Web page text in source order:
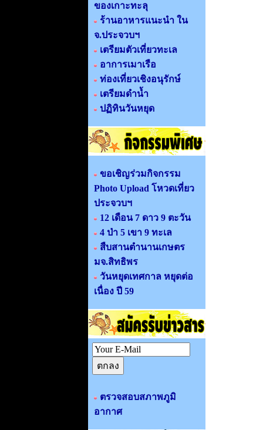
ของเกาะทะลุ
ร้านอาหารแนะนำ ใน
จ.ประจวบฯ
เตรียมตัวเที่ยวทะเล
อาการเมาเรือ
ท่องเที่ยวเชิงอนุรักษ์
เตรียมดำน้ำ
ปฏิทินวันหยุด
ขอเชิญร่วมกิจกรรม
Photo Upload โหวดเที่ยว
ประจวบฯ
12 เดือน 7 ดาว 9 ตะวัน
4 ป่า 5 เขา 9 ทะเล
สืบสานตำนานเกษตร
มจ.สิทธิพร
วันหยุดเทศกาล หยุดต่อ
เนื่อง ปี 59
ตรวจสอบสภาพภูมิ
อากาศ